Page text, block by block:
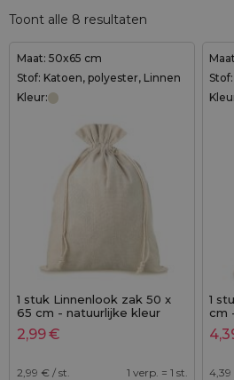
Toont alle 8 resultaten
Maat: 50x65 cm
Stof: Katoen, polyester, Linnen
Kleur:
1 stuk Linnenlook zak 50 x
65 cm - natuurlijke kleur
2,99€
2,99 € / st. 1 verp. = 1 st.
1
cm
4,39